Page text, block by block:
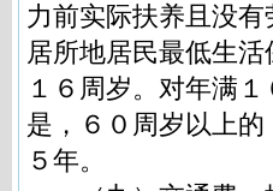
力前实际扶养且没
居所地居民最低生
１６周岁。对年满
是，６０周岁以上
５年。